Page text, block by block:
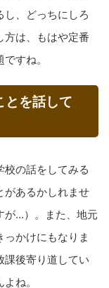
し、どっちにしろ
方は、もはや定番
すね。
とを話して
の話をしてみる
があるかしれませ
が…）。また、地元
かけにもなりま
課後寄り道してい
ね。